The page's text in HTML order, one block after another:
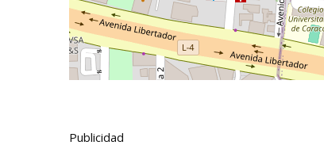
Publicidad